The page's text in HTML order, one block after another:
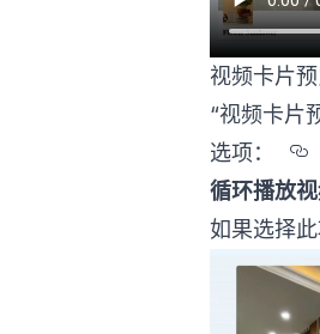
视频卡片
“视频卡片
选项：
循环播放
如果选择